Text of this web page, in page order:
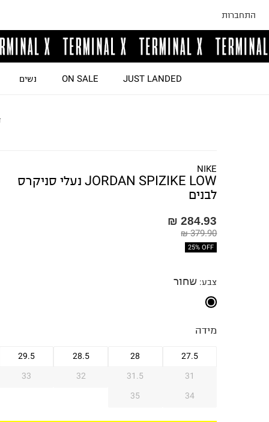
התחברות
JUST LANDED
ON SALE נשים
NIKE
JORDAN SPIZIKE LOW נעלי סניקרס
לבנים
284.93 ₪
379.90 ₪
25% OFF
צבע: שחור
מידה
27.5
28
28.5
29.5
31
31.5
32
33
34
35